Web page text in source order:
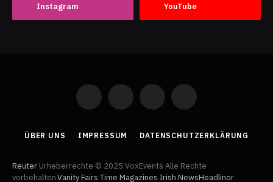
Instagram YouTube
Facebook
(Twitter)
Instagram YouTube
ÜBER UNS IMPRESSUM DATENSCHUTZERKLÄRUNG
Reuter Urheberrechte © 2025 VoxEvents Alle Rechte
vorbehalten.Vanity Fairs Time Magazines Irish NewsHeadlinor